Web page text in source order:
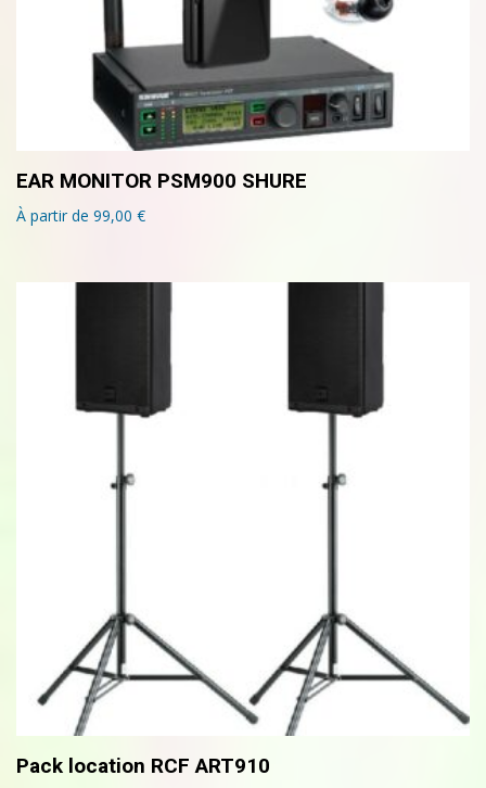
EAR MONITOR PSM900 SHURE
À partir de 99,00 €
Pack location RCF ART910